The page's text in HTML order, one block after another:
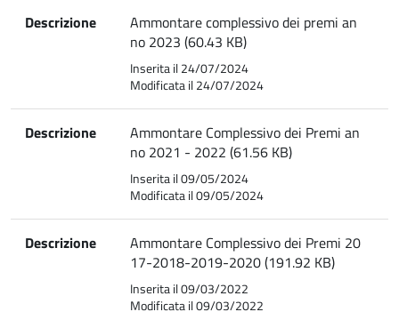
Descrizione
Ammontare complessivo dei premi an
no 2023 (60.43 KB)
Inserita il 24/07/2024
Modificata il 24/07/2024
Descrizione
Ammontare Complessivo dei Premi an
no 2021 - 2022 (61.56 KB)
Inserita il 09/05/2024
Modificata il 09/05/2024
Descrizione
Ammontare Complessivo dei Premi 20
17-2018-2019-2020 (191.92 KB)
Inserita il 09/03/2022
Modificata il 09/03/2022